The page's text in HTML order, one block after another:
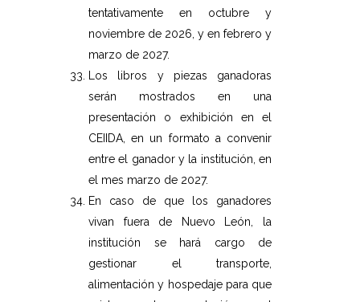
tentativamente en octubre y
noviembre de 2026, y en febrero y
marzo de 2027.
Los libros y piezas ganadoras
serán mostrados en una
presentación o exhibición en el
CEIIDA, en un formato a convenir
entre el ganador y la institución, en
el mes marzo de 2027.
En caso de que los ganadores
vivan fuera de Nuevo León, la
institución se hará cargo de
gestionar el transporte,
alimentación y hospedaje para que